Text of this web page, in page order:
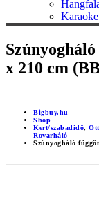
Karaoke
x 210 cm
Bigbuy.hu
Shop
Kert/szabadidő,
Rovarháló
Szúnyogháló